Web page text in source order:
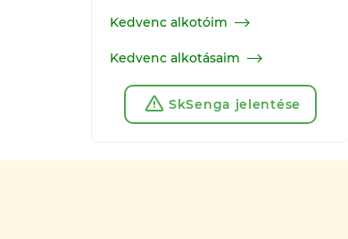
Kedvenc alkotóim
Kedvenc alkotásaim
SkSenga jelentése